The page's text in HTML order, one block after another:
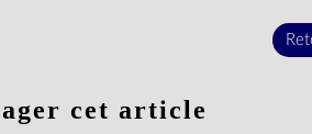
cet article